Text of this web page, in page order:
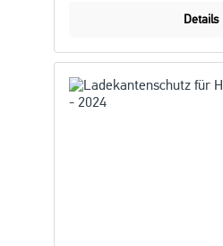
Details